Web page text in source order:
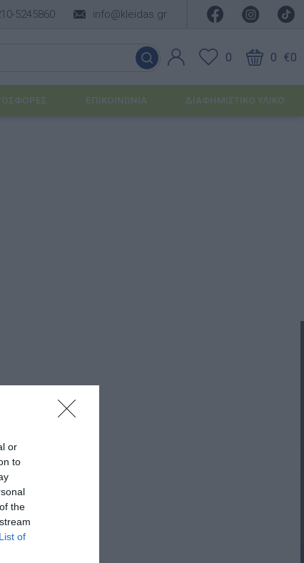
or
to
the
of
5245860 info@kleidas.gr
0 0 €0
ΕΠΙΚΟΙΝΩΝΊΑ ΔΙΑΦΗΜΙΣΤΙΚΟ ΥΛΙΚΟ